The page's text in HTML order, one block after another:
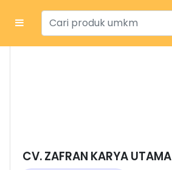
CV. ZAFRAN KARYA UTAMA